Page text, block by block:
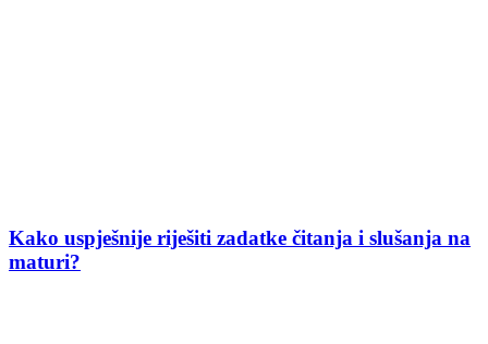
Kako uspješnije riješiti zadatke čitanja i slušanja na
maturi?